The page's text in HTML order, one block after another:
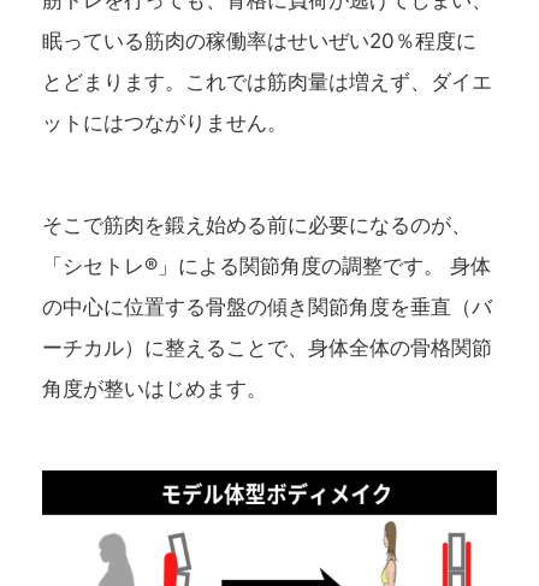
眠っている筋肉の稼働率はせいぜい20％程度に
とどまります。これでは筋肉量は増えず、ダイエ
ットにはつながりません。
そこで筋肉を鍛え始める前に必要になるのが、
「シセトレ®」による関節角度の調整です。 身体
の中心に位置する骨盤の傾き関節角度を垂直（バ
ーチカル）に整えることで、身体全体の骨格関節
角度が整いはじめます。